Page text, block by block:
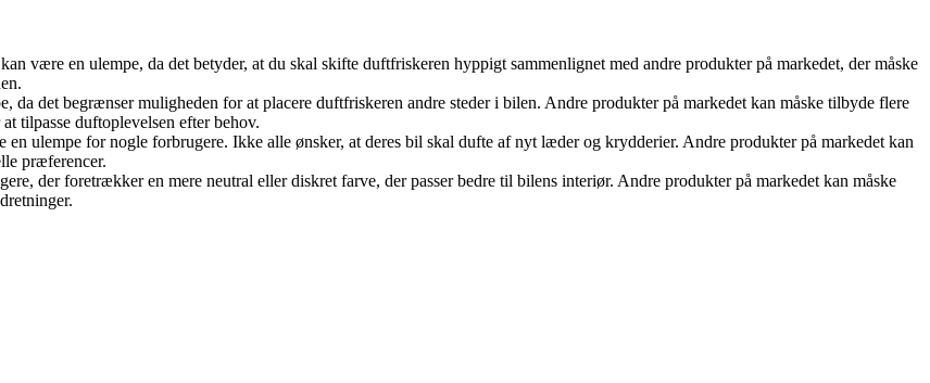
være en ulempe, da det betyder, at du skal skifte duftfriskeren hyppigt sammenlignet med andre produkter på markedet, der måske
det begrænser muligheden for at placere duftfriskeren andre steder i bilen. Andre produkter på markedet kan måske tilbyde flere
tilpasse duftoplevelsen efter behov.
ulempe for nogle forbrugere. Ikke alle ønsker, at deres bil skal dufte af nyt læder og krydderier. Andre produkter på markedet kan
præferencer.
der foretrækker en mere neutral eller diskret farve, der passer bedre til bilens interiør. Andre produkter på markedet kan måske